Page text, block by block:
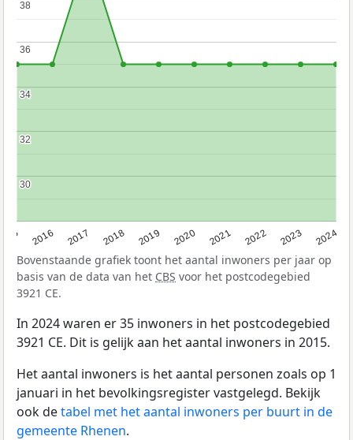
2016 2017 2018 2019 2020 2021 2022 2023 2024
30
30
32
32
34
34
36
36
38
38
Bovenstaande grafiek toont het aantal inwoners per jaar op
basis van de data van het CBS voor het postcodegebied
3921 CE.
In 2024 waren er 35 inwoners in het postcodegebied
3921 CE. Dit is gelijk aan het aantal inwoners in 2015.
Het aantal inwoners is het aantal personen zoals op 1
januari in het bevolkingsregister vastgelegd. Bekijk
ook detabel met het aantal inwoners per buurt in de
gemeente Rhenen.